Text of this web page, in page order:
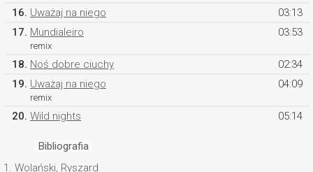
16. Uważaj na niego
03:13
17. Mundialeiro
remix
03:53
18. Noś dobre ciuchy
02:34
19. Uważaj na niego
remix
04:09
20. Wild nights 05:14
Bibliografia
1. Wolański, Ryszard